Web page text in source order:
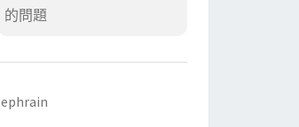
的問題
ephrain